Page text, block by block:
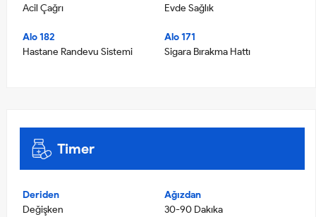
Acil Çağrı
Evde Sağlık
Alo 182
Hastane Randevu Sistemi
Alo 171
Sigara Bırakma Hattı
Timer
Deriden
Değişken
Ağızdan
30-90 Dakıka